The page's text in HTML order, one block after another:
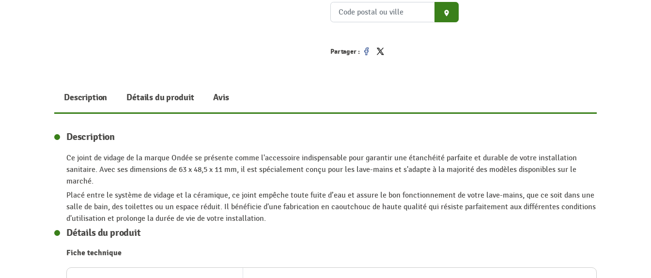
place
Partager :
Description Détails du produit Avis
Description
Ce joint de vidage de la marque Ondée se présente comme l'accessoire indispensable pour garantir une étanchéité parfaite et durable de votre installation
sanitaire. Avec ses dimensions de 63 x 48,5 x 11 mm, il est spécialement conçu pour les lave-mains et s'adapte à la majorité des modèles disponibles sur le
marché.
Placé entre le système de vidage et la céramique, ce joint empêche toute fuite d’eau et assure le bon fonctionnement de votre lave-mains, que ce soit dans une
salle de bain, des toilettes ou un espace réduit. Il bénéficie d'une fabrication en caoutchouc de haute qualité qui résiste parfaitement aux différentes conditions
d'utilisation et prolonge la durée de vie de votre installation.
Détails du produit
Fiche technique